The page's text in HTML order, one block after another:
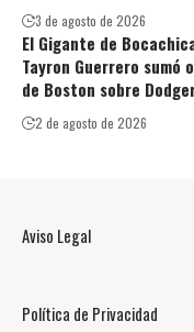
3 de agosto de 2026
El Gigante de
Tayron Guerrero
de Boston sobre
2 de agosto de 2026
Aviso Legal
Política de Privacidad